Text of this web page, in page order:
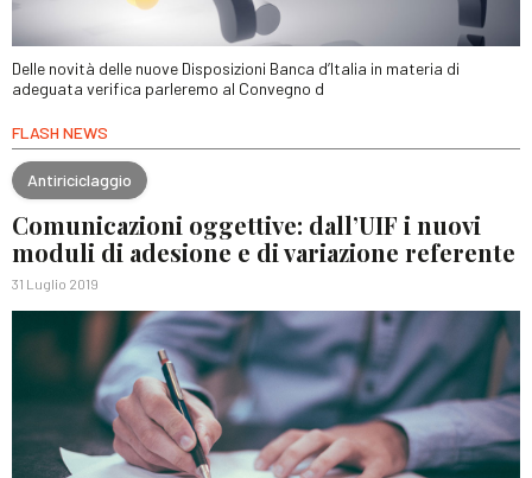
Delle novità delle nuove Disposizioni Banca d’Italia in materia di
adeguata verifica parleremo al Convegno d
FLASH NEWS
Antiriciclaggio
Comunicazioni oggettive: dall’UIF i nuovi
moduli di adesione e di variazione referente
31 Luglio 2019